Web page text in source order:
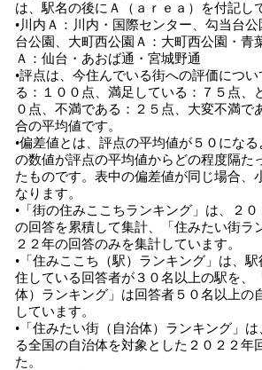
は、駅名の後にＡ（ａｒｅａ）を付記し
•川内Ａ：川内・国際センター、勾当台
台公園、大町西公園Ａ：大町西公園・青
Ａ：仙台・あおば通・宮城野通
•評点は、今住んでいる街への評価につ
る：１００点、満足している：７５点、
０点、不満である：２５点、大変不満で
合の平均値です。
•偏差値とは、評点の平均値が５０にな
の数値が評点の平均値からどの程度隔た
たものです。表中の偏差値が同じ場合、
なります。
•「街の住みここちランキング」は、２
の回答を累積して集計、「住みたい街ラ
２２年の回答のみを集計しています。
•「住みここち（駅）ランキング」は、
住している回答者が３０名以上の駅を、
体）ランキング」は回答者５０名以上の
しています。
•「住みたい街（自治体）ランキング」
る全国の自治体を対象とした２０２２年
た。